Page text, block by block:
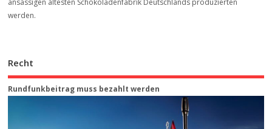
ansässigen ältesten Schokoladenfabrik Deutschlands produzierten
werden.
Recht
Rundfunkbeitrag muss bezahlt werden